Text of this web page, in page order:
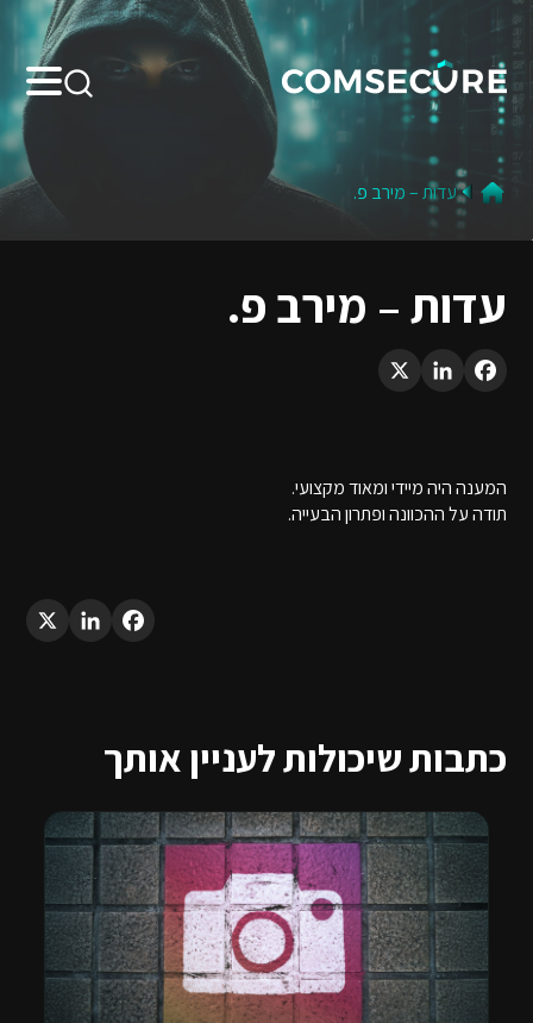
Search:
עדות – מירב פ.
עדות – מירב פ.
Facebook
LinkedIn
X
המענה היה מיידי ומאוד מקצועי.
תודה על ההכוונה ופתרון הבעייה.
Facebook
LinkedIn
X
כתבות שיכולות לעניין אותך